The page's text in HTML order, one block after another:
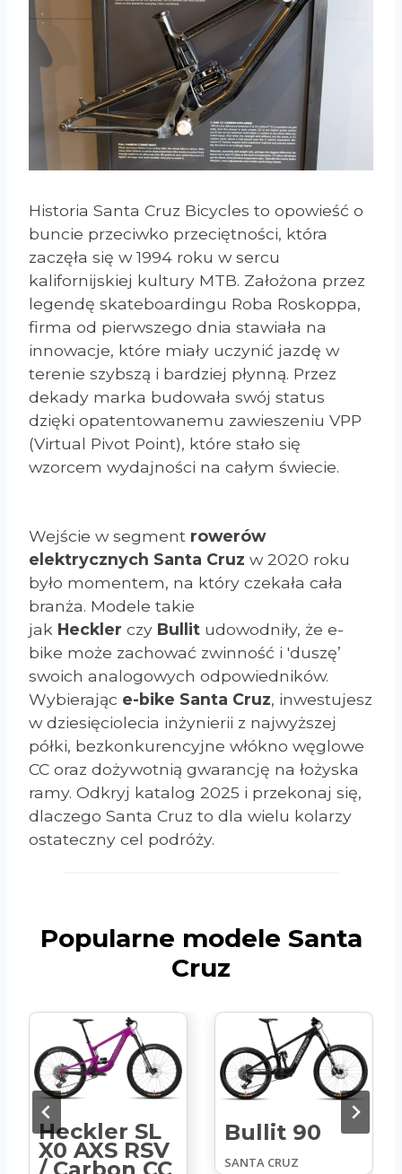
Historia Santa Cruz Bicycles to opowieść o
buncie przeciwko przeciętności, która
zaczęła się w 1994 roku w sercu
kalifornijskiej kultury MTB. Założona przez
legendę skateboardingu Roba Roskoppa,
firma od pierwszego dnia stawiała na
innowacje, które miały uczynić jazdę w
terenie szybszą i bardziej płynną. Przez
dekady marka budowała swój status
dzięki opatentowanemu zawieszeniu VPP
(Virtual Pivot Point), które stało się
wzorcem wydajności na całym świecie.
Wejście w segment rowerów
elektrycznych Santa Cruz w 2020 roku
było momentem, na który czekała cała
branża. Modele takie
jak Heckler czy Bullit udowodniły, że e-
bike może zachować zwinność i 'duszę’
swoich analogowych odpowiedników.
Wybierając e-bike Santa Cruz, inwestujesz
w dziesięciolecia inżynierii z najwyższej
półki, bezkonkurencyjne włókno węglowe
CC oraz dożywotnią gwarancję na łożyska
ramy. Odkryj katalog 2025 i przekonaj się,
dlaczego Santa Cruz to dla wielu kolarzy
ostateczny cel podróży.
Popularne modele Santa
Cruz
Bullit 90
SANTA CRUZ
Heckler SL